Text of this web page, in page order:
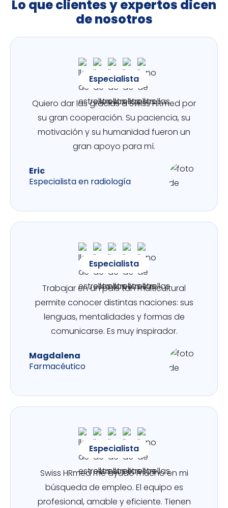
Lo que clientes y expertos dicen
de nosotros
Especialista
Quiero dar las gracias a Swiss HRmed por
su gran cooperación. Su paciencia, su
motivación y su humanidad fueron un
gran apoyo para mí.
Eric
Especialista en radiología
Especialista
Trabajar en un país tan multicultural
permite conocer distintas naciones: sus
lenguas, mentalidades y formas de
comunicarse. Es muy inspirador.
Magdalena
Farmacéutico
Especialista
Swiss HRmed me ayudó mucho en mi
búsqueda de empleo. El equipo es
profesional, amable y eficiente. Tienen